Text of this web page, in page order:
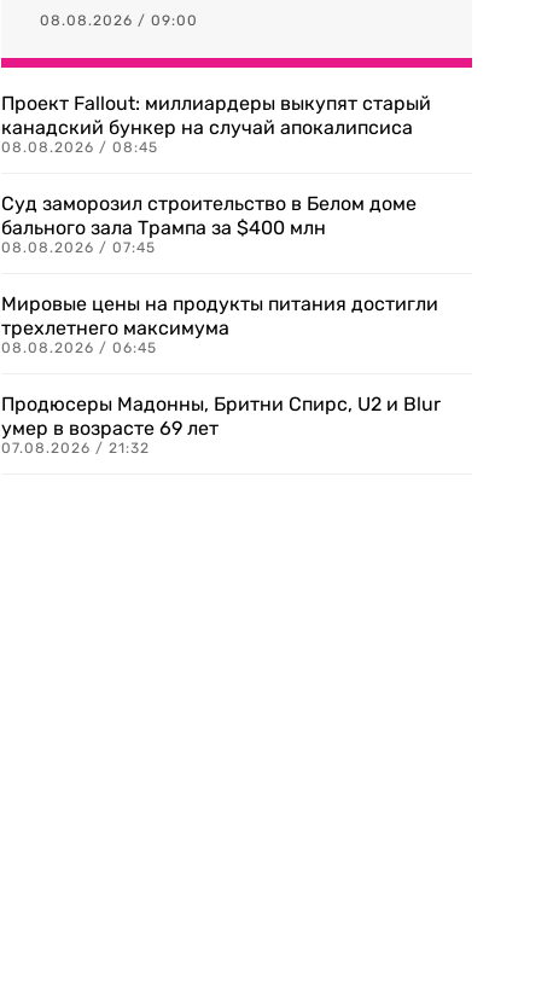
08.08.2026 / 09:00
Проект Fallout: миллиардеры выкупят старый
канадский бункер на случай апокалипсиса
08.08.2026 / 08:45
Суд заморозил строительство в Белом доме
бального зала Трампа за $400 млн
08.08.2026 / 07:45
Мировые цены на продукты питания достигли
трехлетнего максимума
08.08.2026 / 06:45
Продюсеры Мадонны, Бритни Спирс, U2 и Blur
умер в возрасте 69 лет
07.08.2026 / 21:32